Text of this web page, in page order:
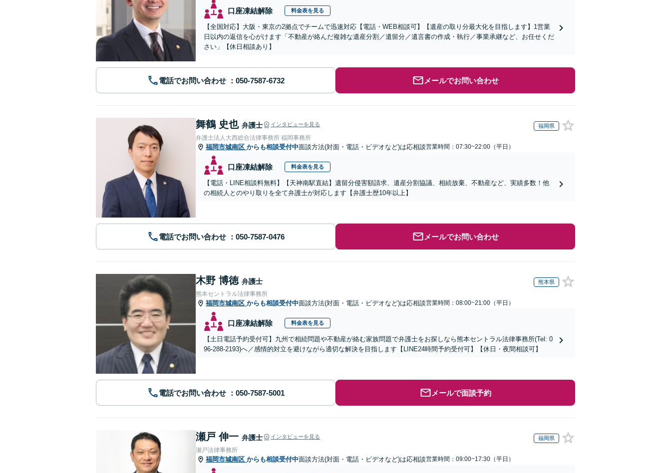
口座凍結解除 料金表を見る
【全国対応】大阪・東京の2拠点でチームで迅速対応【電話・WEB相談可】【遺産の取り分最大化を目指します】1営業
日以内の返信を心がけます「不動産が絡んだ複雑な遺産分割／遺留分／遺言書の作成・執行／事業承継など、お任せくだ
さい」【休日相談あり】
電話でお問い合わせ メールでお問い合わせ
舞鶴 史也 弁護士 インタビューを見る 福岡県
弁護士法人大西総合法律事務所 福岡事務所
福岡市城南区 からも相談受付中面談方法(対面・電話・ビデオなど)は応相談営業時間：07:30~22:00（平日）
口座凍結解除 料金表を見る
【電話・LINE相談料無料】【天神南駅直結】遺留分侵害額請求、遺産分割協議、相続放棄、不動産など、実績多数！他
の相続人とのやり取りを全て弁護士が対応します【弁護士歴10年以上】
電話でお問い合わせ メールでお問い合わせ
木野 博徳 弁護士 熊本県
熊本セントラル法律事務所
福岡市城南区 からも相談受付中面談方法(対面・電話・ビデオなど)は応相談営業時間：08:00~21:00（平日）
口座凍結解除 料金表を見る
【土日電話予約受付可】九州で相続問題や不動産が絡む家族問題で弁護士をお探しなら熊本セントラル法律事務所(Tel: 0
96-288-2193)へ／感情的対立を避けながら適切な解決を目指します【LINE24時間予約受付可】【休日・夜間相談可】
電話でお問い合わせ メールで面談予約
瀬戸 伸一 弁護士 インタビューを見る 福岡県
瀬戸法律事務所
福岡市城南区 からも相談受付中面談方法(対面・電話・ビデオなど)は応相談営業時間：09:00~17:30（平日）